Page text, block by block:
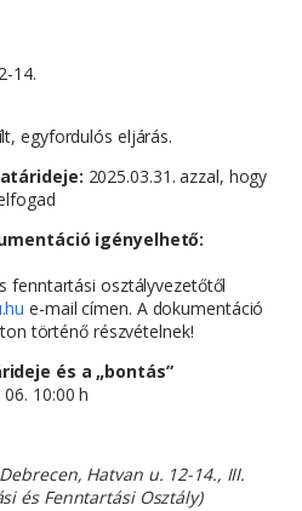
14.
egyfordulós eljárás.
2025.03.31. azzal, hogy
igényelhető:
fenntartási osztályvezetőtől
e-mail címen. A dokumentáció
történő részvételnek!
és a „bontás”
10:00 h
Hatvan u. 12-14., III.
és Fenntartási Osztály)